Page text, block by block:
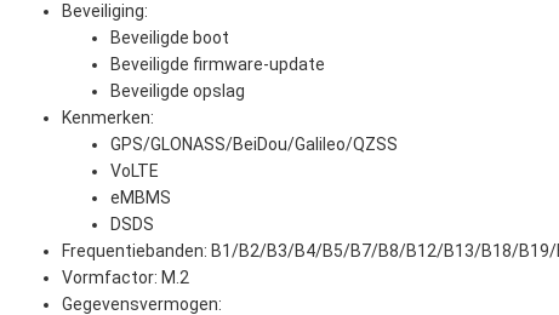
Beveiliging:
Beveiligde boot
Beveiligde firmware-update
Beveiligde opslag
Kenmerken:
GPS/GLONASS/BeiDou/Galileo/QZSS
VoLTE
eMBMS
DSDS
Frequentiebanden: B1/B2/B3/B4/B5/B7/B8/B12/B13/B18/
Vormfactor: M.2
Gegevensvermogen: